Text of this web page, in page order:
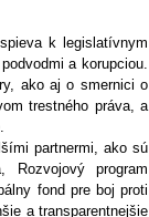
k legislatívnym
a korupciou.
ako aj o smernici o
trestného práva, a
partnermi, ako sú
Rozvojový program
fond pre boj proti
a transparentnejšie